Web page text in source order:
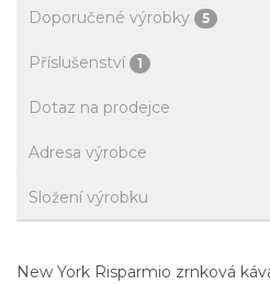
Doporučené výrobky 5
Příslušenství 1
Dotaz na prodejce
Adresa výrobce
Složení výrobku
New York Risparmio zrnková